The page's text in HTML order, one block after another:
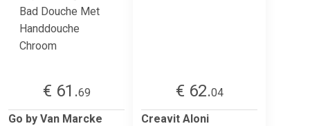
€ 61.69
Go by Van Marcke
€ 62.04
Creavit Aloni